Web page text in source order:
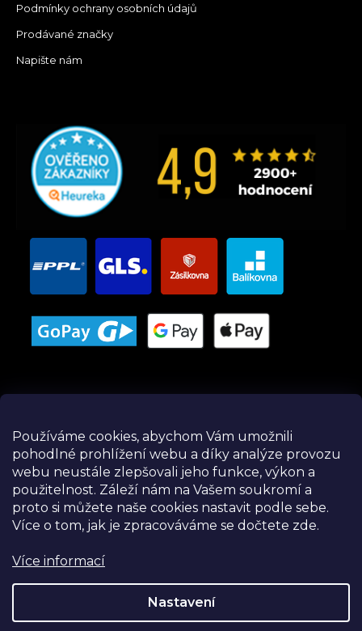
Používáme cookies, abychom Vám umožnili
pohodlné prohlížení webu a díky analýze provozu
webu neustále zlepšovali jeho funkce, výkon a
použitelnost. Záleží nám na Vašem soukromí a
proto si můžete naše cookies nastavit podle sebe.
Více o tom, jak je zpracováváme se dočtete zde.
Více informací
Nastavení
Podmínky ochrany osobních údajů
Prodávané značky
Napište nám
Instagram